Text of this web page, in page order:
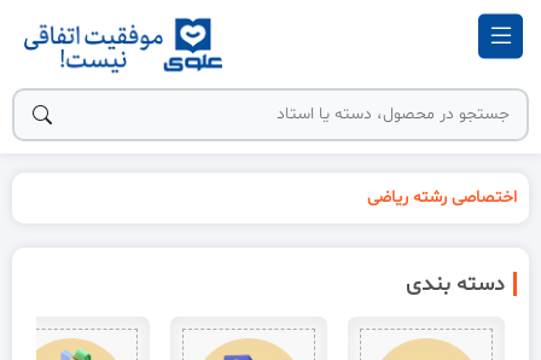
اختصاصی رشته ریاضی
دسته بندی